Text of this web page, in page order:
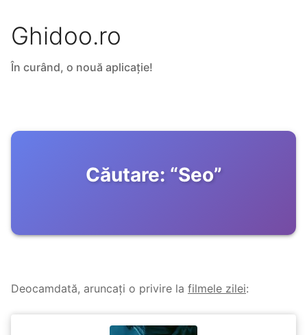
Ghidoo.ro
În curând, o nouă aplicație!
Căutare: “Seo”
Deocamdată, aruncați o privire la filmele zilei: